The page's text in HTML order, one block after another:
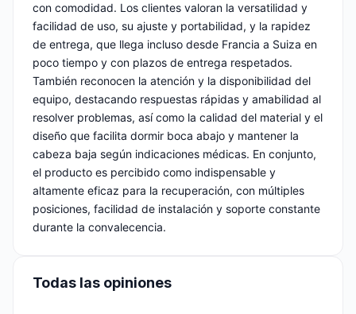
con comodidad. Los clientes valoran la versatilidad y
facilidad de uso, su ajuste y portabilidad, y la rapidez
de entrega, que llega incluso desde Francia a Suiza en
poco tiempo y con plazos de entrega respetados.
También reconocen la atención y la disponibilidad del
equipo, destacando respuestas rápidas y amabilidad al
resolver problemas, así como la calidad del material y el
diseño que facilita dormir boca abajo y mantener la
cabeza baja según indicaciones médicas. En conjunto,
el producto es percibido como indispensable y
altamente eficaz para la recuperación, con múltiples
posiciones, facilidad de instalación y soporte constante
durante la convalecencia.
Todas las opiniones